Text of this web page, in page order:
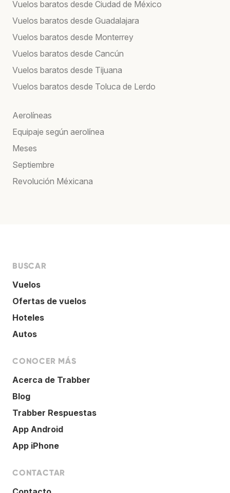
Vuelos baratos desde Ciudad de México
Vuelos baratos desde Guadalajara
Vuelos baratos desde Monterrey
Vuelos baratos desde Cancún
Vuelos baratos desde Tijuana
Vuelos baratos desde Toluca de Lerdo
Aerolíneas
Equipaje según aerolínea
Meses
Septiembre
Revolución Méxicana
BUSCAR
Vuelos
Ofertas de vuelos
Hoteles
Autos
CONOCER MÁS
Acerca de Trabber
Blog
Trabber Respuestas
App Android
App iPhone
CONTACTAR